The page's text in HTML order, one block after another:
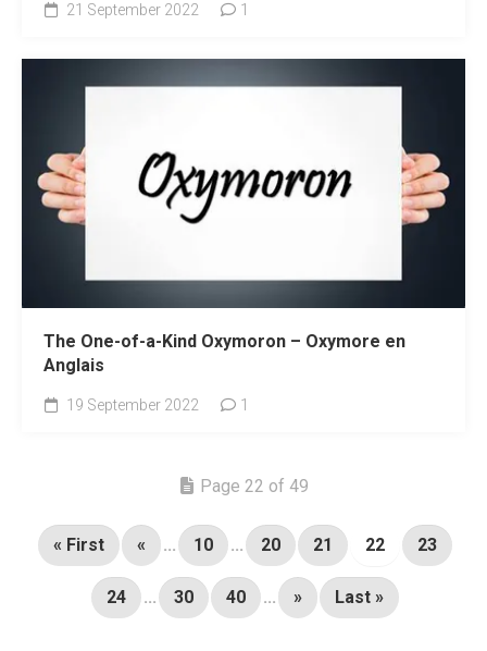
21 September 2022 1
The One-of-a-Kind Oxymoron – Oxymore en
Anglais
19 September 2022 1
Page 22 of 49
« First « ... 10 ... 20 21 22 23
24 ... 30 40 ... » Last »